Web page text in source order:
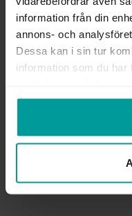
information från din
annons- och
Dessa kan i sin tur
information som du har
REA